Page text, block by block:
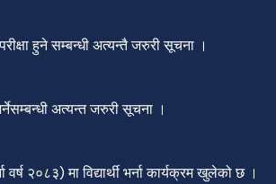
हुने सम्बन्धी अत्यन्तै जरुरी सूचना ।
अत्यन्त जरुरी सूचना ।
वर्ष २०८३) मा विद्यार्थी भर्ना कार्यक्रम खुलेको छ ।